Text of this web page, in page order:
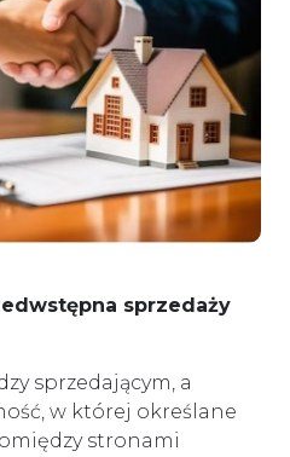
sprzedaży
sprzedającym, a
w której określane
stronami